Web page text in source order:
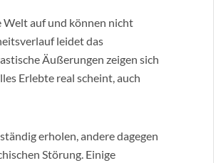
Welt auf und können nicht
leidet das
Äußerungen zeigen sich
Erlebte real scheint, auch
erholen, andere dagegen
Störung. Einige